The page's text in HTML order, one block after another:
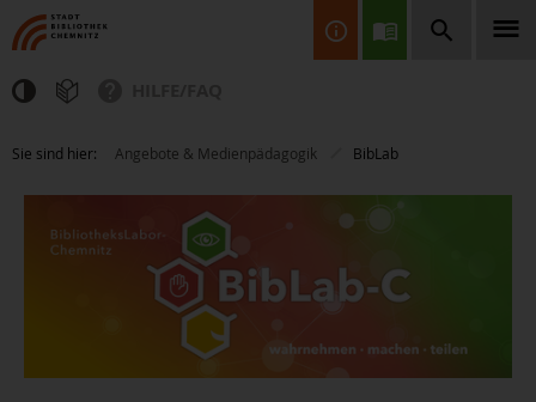
Finden Sie Informationen, Bücher, CDs & DVDs, Spiele, BluRays,
Zeitschriften und vieles mehr...
JETZT FINDEN
Sie sind hier: Angebote & Medienpädagogik BibLab